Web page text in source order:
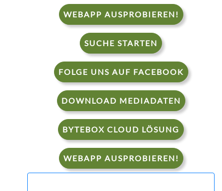
WEBAPP AUSPROBIEREN!
SUCHE STARTEN
FOLGE UNS AUF FACEBOOK
DOWNLOAD MEDIADATEN
BYTEBOX CLOUD LÖSUNG
WEBAPP AUSPROBIEREN!